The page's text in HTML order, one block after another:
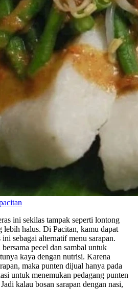
ini sekilas tampak seperti lontong
lebih halus. Di Pacitan, kamu dapat
sebagai alternatif menu sarapan.
pecel dan sambal untuk
kaya dengan nutrisi. Karena
maka punten dijual hanya pada
untuk menemukan pedagang punten
Jadi kalau bosan sarapan dengan nasi,